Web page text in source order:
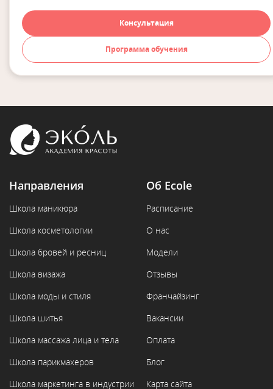
Консультация
Программа обучения
Направления
Школа маникюра
Школа косметологии
Школа бровей и ресниц
Школа визажа
Школа моды и стиля
Школа шитья
Школа массажа лица и тела
Школа парикмахеров
Школа маркетинга в индустрии
Об Ecole
Расписание
О нас
Модели
Отзывы
Франчайзинг
Вакансии
Оплата
Блог
Карта сайта